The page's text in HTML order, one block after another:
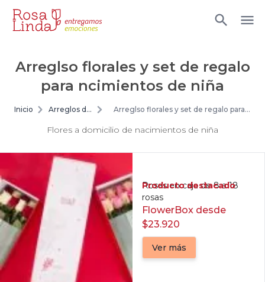
Arreglso florales y set de regalo
para ncimientos de niña
Inicio
Arreglos de
Arreglso florales y set de regalo para
Flores a domicilio de nacimientos de niña
Producto destacado
Rosas en caja de 8 a 18
rosas
FlowerBox desde
$23.920
Ver más